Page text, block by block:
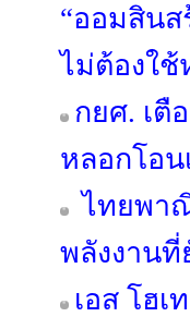
“ออมสินส
ไม่ต้องใ
กยศ. เตื
หลอกโอน
ไทยพา
พลังงานที่
เอส โฮ